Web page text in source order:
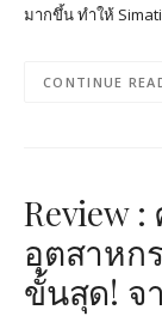
มากขึ้น ทำให้
CONTINUE
Review
อุตสาหก
ขั้นสุด! จา